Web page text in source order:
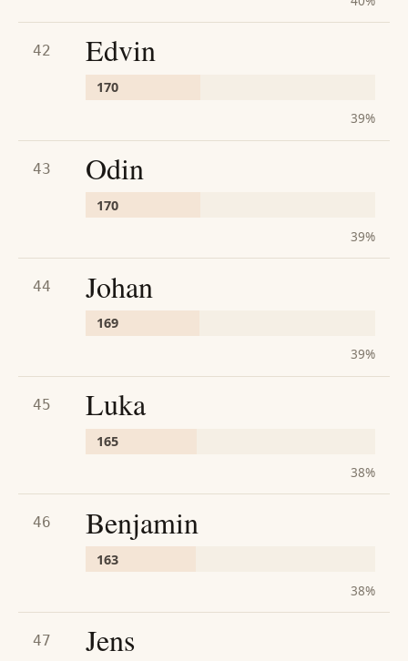
42 Edvin
170
39%
43 Odin
170
39%
44 Johan
169
39%
45 Luka
165
38%
46 Benjamin
163
38%
47 Jens